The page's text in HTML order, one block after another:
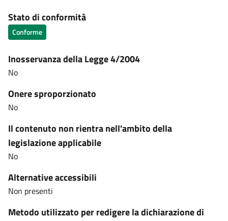
Stato di conformità
Conforme
Inosservanza della Legge 4/2004
No
Onere sproporzionato
No
Il contenuto non rientra nell'ambito della
legislazione applicabile
No
Alternative accessibili
Non presenti
Metodo utilizzato per redigere la dichiarazione di